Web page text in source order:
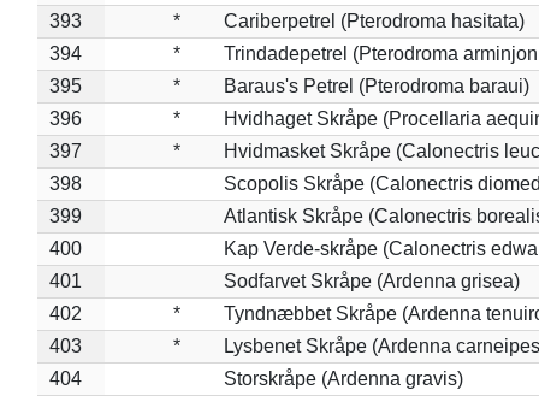
393
*
Cariberpetrel (Pterodroma hasitata)
394
*
Trindadepetrel (Pterodroma
395
*
Baraus's Petrel (Pterodroma baraui)
396
*
Hvidhaget Skråpe (Procellaria
397
*
Hvidmasket Skråpe (Calonectris
398
Scopolis Skråpe (Calonectris
399
Atlantisk Skråpe (Calonectris
400
Kap Verde-skråpe (Calonectris
401
Sodfarvet Skråpe (Ardenna grisea)
402
*
Tyndnæbbet Skråpe (Ardenna
403
*
Lysbenet Skråpe (Ardenna
404
Storskråpe (Ardenna gravis)